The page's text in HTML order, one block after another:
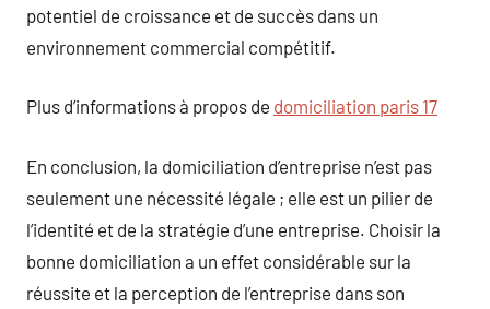
potentiel de croissance et de succès dans un
environnement commercial compétitif.
Plus d’informations à propos de domiciliation paris 17
En conclusion, la domiciliation d’entreprise n’est pas
seulement une nécessité légale ; elle est un pilier de
l’identité et de la stratégie d’une entreprise. Choisir la
bonne domiciliation a un effet considérable sur la
réussite et la perception de l’entreprise dans son